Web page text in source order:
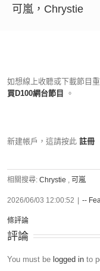
可嵐，Chrystie
如想線上收聽或下載節目
買D100網台節目
。
新建帳戶，這請按此 註冊
相關搜尋: Chrystie , 可嵐
2026/06/03 12:00:52 --
條評論
評論
You must be logged in to